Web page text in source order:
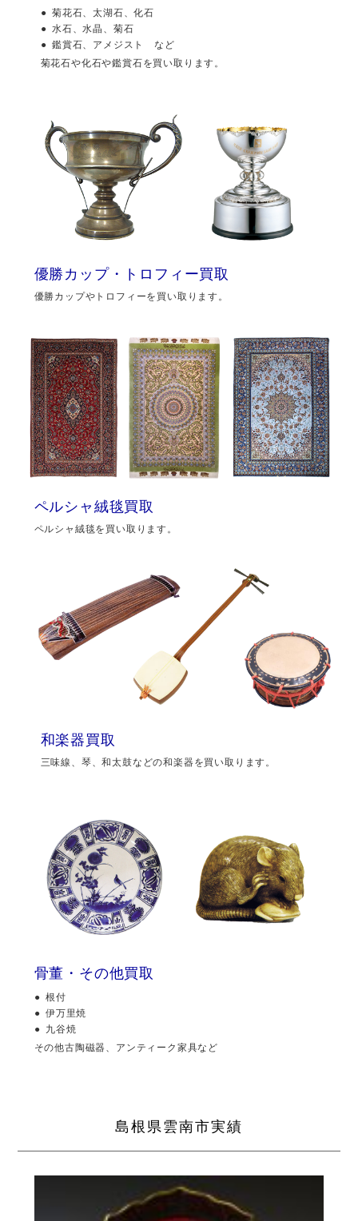
菊花石、太湖石、化石
水石、水晶、菊石
鑑賞石、アメジスト など
菊花石や化石や鑑賞石を買い取ります。
優勝カップ・トロフィー買取
優勝カップやトロフィーを買い取ります。
ペルシャ絨毯買取
ペルシャ絨毯を買い取ります。
和楽器買取
三味線、琴、和太鼓などの和楽器を買い取ります。
骨董・その他買取
根付
伊万里焼
九谷焼
その他古陶磁器、アンティーク家具など
島根県雲南市実績